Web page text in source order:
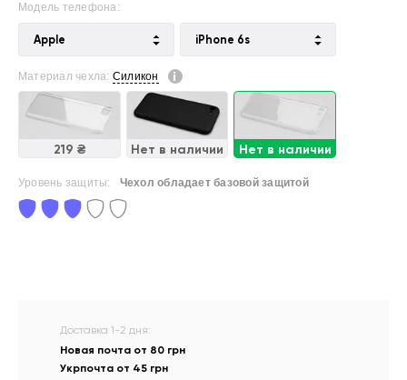
Модель телефона:
Apple iPhone 6s
Материал чехла: Силикон
219 ₴ Нет в наличии Нет в наличии
Уровень защиты: Чехол обладает базовой защитой
Доставка 1-2 дня:
Новая почта от 80 грн
Укрпочта от 45 грн